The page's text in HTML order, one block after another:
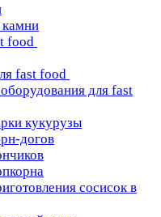
food
fast food
для fast
кукурузы
догов
сосисок в